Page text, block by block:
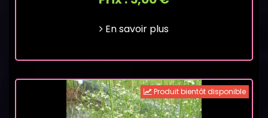
En savoir plus
Produit bientôt disponible